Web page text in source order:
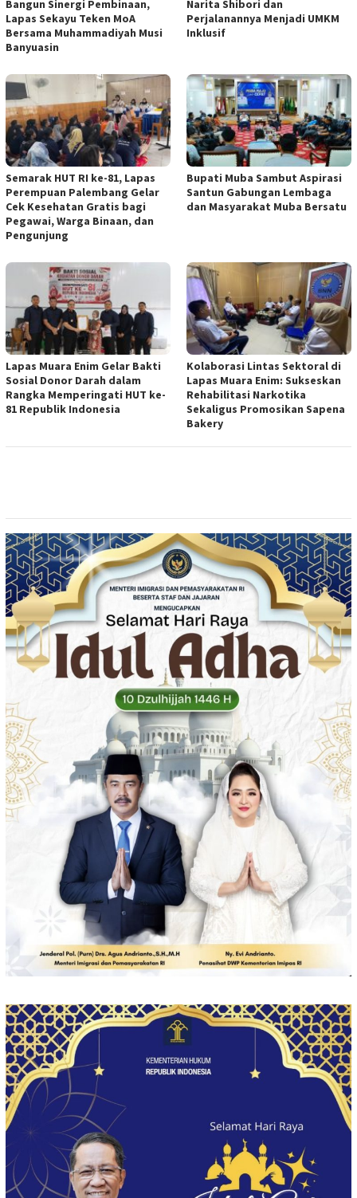
Bangun Sinergi Pembinaan,
Lapas Sekayu Teken MoA
Bersama Muhammadiyah Musi
Banyuasin
Narita Shibori dan
Perjalanannya Menjadi UMKM
Inklusif
Semarak HUT RI ke-81, Lapas
Perempuan Palembang Gelar
Cek Kesehatan Gratis bagi
Pegawai, Warga Binaan, dan
Pengunjung
Bupati Muba Sambut Aspirasi
Santun Gabungan Lembaga
dan Masyarakat Muba Bersatu
Lapas Muara Enim Gelar Bakti
Sosial Donor Darah dalam
Rangka Memperingati HUT ke-
81 Republik Indonesia
Kolaborasi Lintas Sektoral di
Lapas Muara Enim: Sukseskan
Rehabilitasi Narkotika
Sekaligus Promosikan Sapena
Bakery